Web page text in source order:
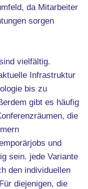
da Mitarbeiter
sorgen
vielfältig.
Infrastruktur
bis zu
gibt es häufig
die
und
sein. jede Variante
den individuellen
diejenigen, die